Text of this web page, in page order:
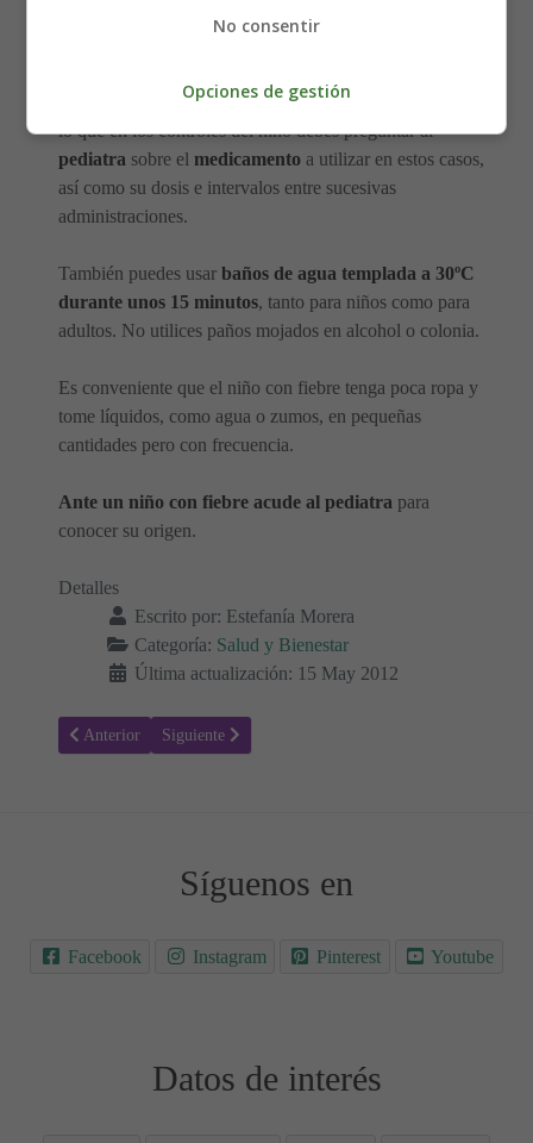
podemos administrar unmedicamento antitérmico
lo que en los controles del niño debes preguntar al
pediatra sobre el medicamento a utilizar en estos casos,
así como su dosis e intervalos entre sucesivas
administraciones.
También puedes usar baños de agua templada a 30ºC
durante unos 15 minutos, tanto para niños como para
adultos. No utilices paños mojados en alcohol o colonia.
Es conveniente que el niño con fiebre tenga poca ropa y
tome líquidos, como agua o zumos, en pequeñas
cantidades pero con frecuencia.
Ante un niño con fiebre acude al pediatra para
conocer su origen.
Detalles
Escrito por: Estefanía Morera
Categoría: Salud y Bienestar
Última actualización: 15 May 2012
Artículo anterior: Los Mocos en lactantes y niños pequeños
Anterior Artículo siguiente: ¿Por qué la lluvia produce tristeza?
Siguiente
Síguenos en
Facebook Instagram Pinterest Youtube
Datos de interés
No consentir
Opciones de gestión